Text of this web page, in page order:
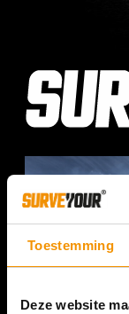
Toestemming
Deze website